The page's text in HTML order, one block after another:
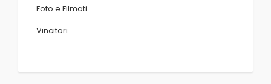
Foto e Filmati
Vincitori